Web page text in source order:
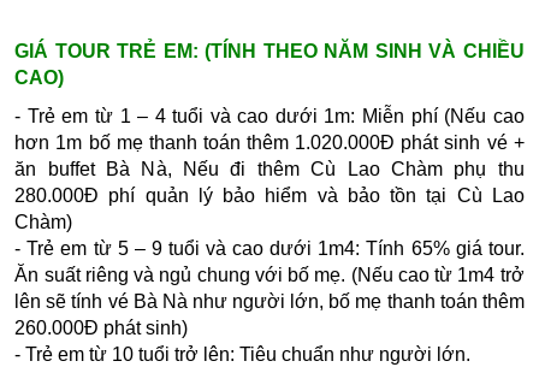
GIÁ TOUR TRẺ EM: (TÍNH THEO NĂM SINH VÀ CHIỀU
CAO)
- Trẻ em từ 1 – 4 tuổi và cao dưới 1m: Miễn phí (Nếu cao
hơn 1m bố mẹ thanh toán thêm 1.020.000Đ phát sinh vé +
ăn buffet Bà N à, Nếu đi thêm Cù Lao Chàm phụ thu
280.000Đ phí quản lý bảo hiểm và bảo tồn tại Cù Lao
Chàm)
- Trẻ em từ 5 – 9 tuổi và cao dưới 1m4: Tính 65% giá tour.
Ăn suất riêng và ngủ chung với bố mẹ. (Nếu cao từ 1m4 trở
lên sẽ tính vé Bà Nà như người lớn, bố mẹ thanh toán thêm
260.000Đ phát sinh)
- Trẻ em từ 10 tuổi trở lên: Tiêu chuẩn như người lớn.